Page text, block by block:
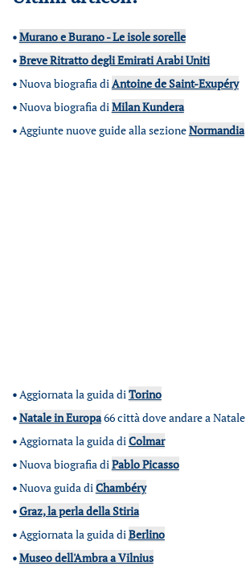
•Murano e Burano - Le isole sorelle
•Breve Ritratto degli Emirati Arabi Uniti
•Nuova biografia diAntoine de Saint-Exupéry
•Nuova biografia diMilan Kundera
•Aggiunte nuove guide alla sezioneNormandia
•Aggiornata la guida diTorino
•Natale in Europa66 città dove andare a Natale
•Aggiornata la guida diColmar
•Nuova biografia diPablo Picasso
•Nuova guida diChambéry
•Graz, la perla della Stiria
•Aggiornata la guida diBerlino
•Museo dell'Ambra a Vilnius